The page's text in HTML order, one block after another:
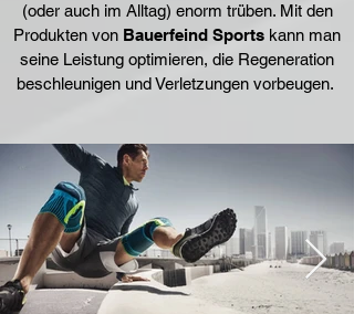
(oder auch im Alltag) enorm trüben. Mit den
Produkten von Bauerfeind Sports kann man
seine Leistung optimieren, die Regeneration
beschleunigen und Verletzungen vorbeugen.